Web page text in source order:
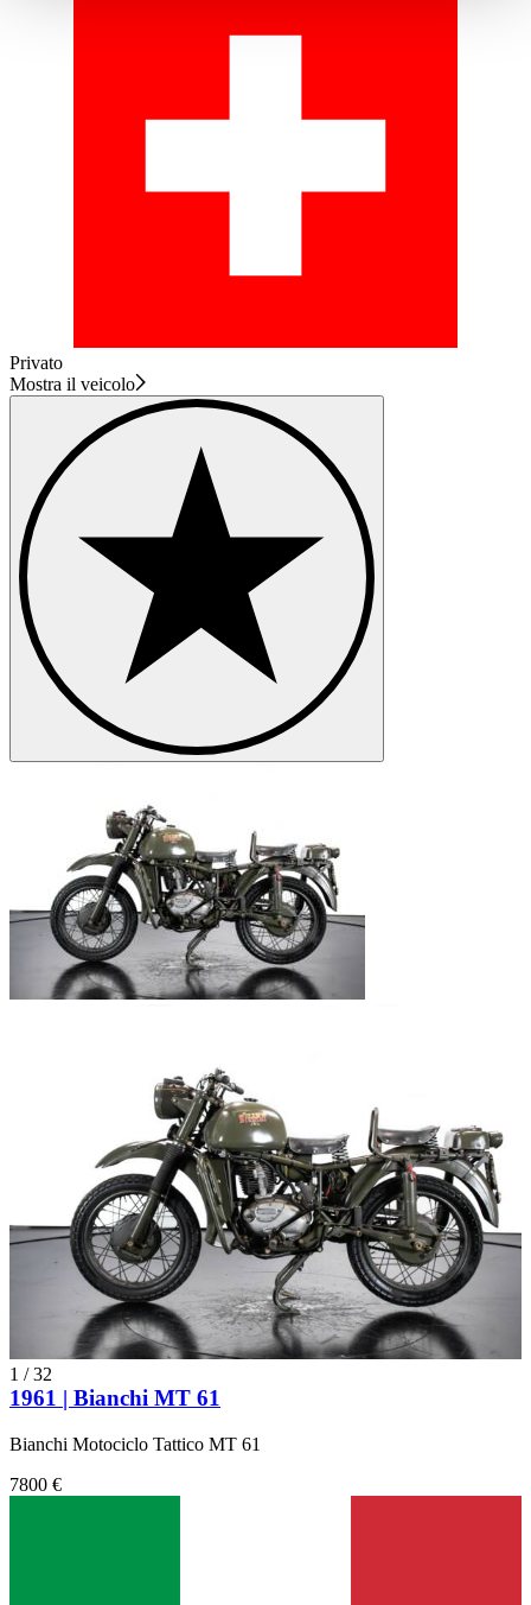
Datenschutzerklärung
Privato
Mostra il veicolo
1 /32
1961 | Bianchi MT 61
Bianchi Motociclo Tattico MT 61
7800 €